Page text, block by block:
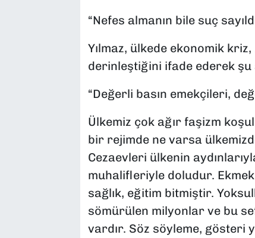
“Nefes almanın bile suç
Yılmaz, ülkede ekonomik
derinleştiğini ifade ederek şu
“Değerli basın emekçileri,
Ülkemiz çok ağır faşizm
bir rejimde ne varsa
Cezaevleri ülkenin
muhalifleriyle doludur.
sağlık, eğitim bitmiştir.
sömürülen milyonlar ve bu
vardır. Söz söyleme, gösteri